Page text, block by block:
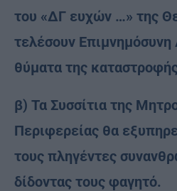
του «ΔΓ ευχών …» της
τελέσουν Επιμνημόσυνη
θύματα της
β) Τα Συσσίτια της
Περιφερείας θα
τους πληγέντες
δίδοντας τους φαγητό.